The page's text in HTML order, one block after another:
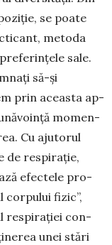
se poate
metoda
sale.
să-și
prin aceasta ap­
mo­men­
Cu aju­torul
de respi­ra­ție,
efectele pro­
corpului fizic”,
respirației con­
unei stări